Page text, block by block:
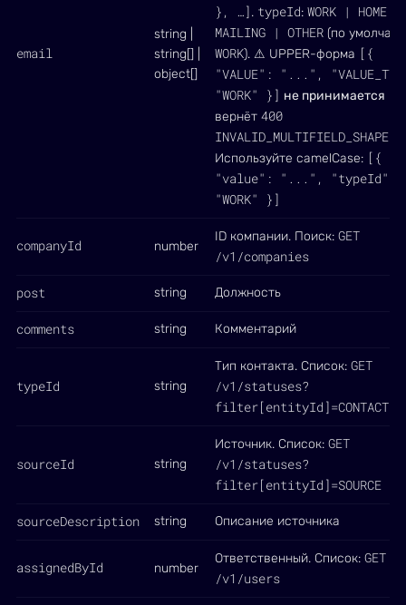
email
string |
string[] |
object[]
}, …]. typeId: WORK | HOME |
MAILING | OTHER (по
WORK). ⚠ UPPER-форма [{
"VALUE": "...",
"WORK" }] не принимается
вернёт 400
INVALID_MULTIFIELD_SHAPE
Используйте camelCase: [{
"value": "...", "typeId":
"WORK" }]
companyId number
ID компании. Поиск: GET
/v1/companies
post string Должность
comments string Комментарий
typeId string
Тип контакта. Список: GET
/v1/statuses?
sourceId string
Источник. Список: GET
/v1/statuses?
filter[entityId]=SOURCE
sourceDescription string Описание источника
assignedById number
Ответственный. Список: GET
/v1/users